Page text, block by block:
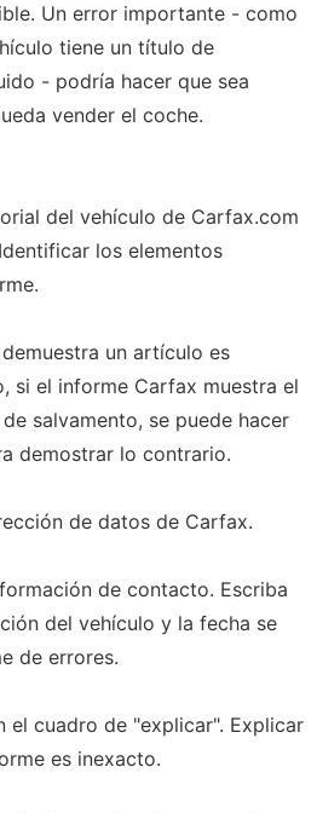
Un error importante - como
tiene un título de
- podría hacer que sea
vender el coche.
del vehículo de Carfax.com
los elementos
un artículo es
si el informe Carfax muestra el
salvamento, se puede hacer
demostrar lo contrario.
de datos de Carfax.
de contacto. Escriba
del vehículo y la fecha se
de errores.
el cuadro de "explicar". Explicar
es inexacto.